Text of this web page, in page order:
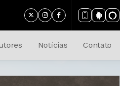
Notícias Contato